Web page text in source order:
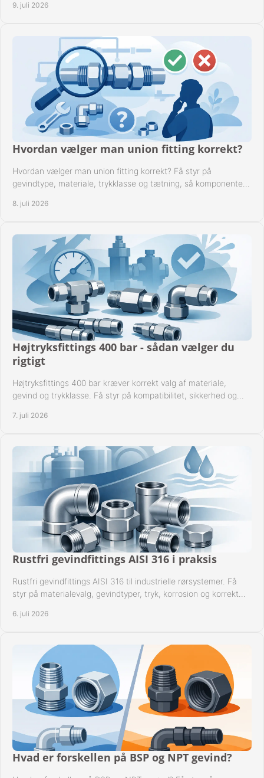
9. juli 2026
Hvordan vælger man union fitting korrekt?
Hvordan vælger man union fitting korrekt? Få styr på
gevindtype, materiale, trykklasse og tætning, så komponenten
8. juli 2026
Højtryksfittings 400 bar - sådan vælger du
rigtigt
Højtryksfittings 400 bar kræver korrekt valg af materiale,
gevind og trykklasse. Få styr på kompatibilitet, sikkerhed og
7. juli 2026
Rustfri gevindfittings AISI 316 i praksis
Rustfri gevindfittings AISI 316 til industrielle rørsystemer. Få
styr på materialevalg, gevindtyper, tryk, korrosion og korrekt
6. juli 2026
Hvad er forskellen på BSP og NPT gevind?